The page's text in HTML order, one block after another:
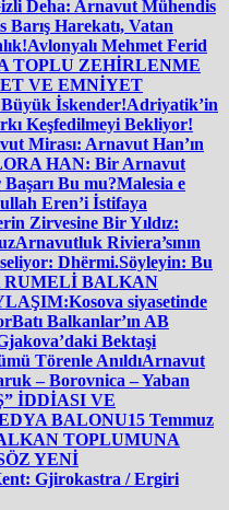
Deha: Arnavut Mühendis
Barış Harekatı, Vatan
Avlonyalı Mehmet Ferid
TOPLU ZEHİRLENME
VE EMNİYET
İskender!Adriyatik’in
Keşfedilmeyi Bekliyor!
Mirası: Arnavut Han’ın
HAN: Bir Arnavut
Bu mu?Malesia e
Eren’i İstifaya
Zirvesine Bir Yıldız:
Arnavutluk Riviera’sının
Dhërmi.Söyleyin: Bu
RUMELİ BALKAN
Kosova siyasetinde
Batı Balkanlar’ın AB
Bektaşi
Törenle AnıldıArnavut
– Borovnica – Yaban
İDDİASI VE
BALONU15 Temmuz
TOPLUMUNA
YENİ
Gjirokastra / Ergiri